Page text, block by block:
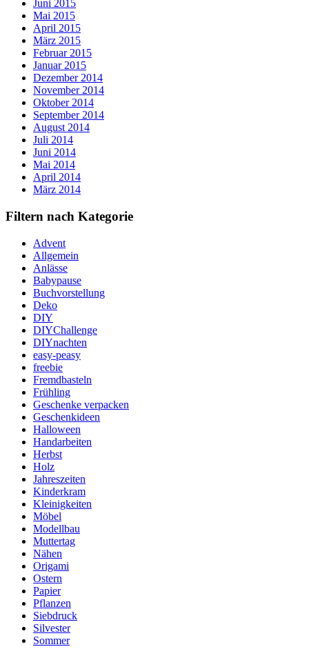
Juni 2015
Mai 2015
April 2015
März 2015
Februar 2015
Januar 2015
Dezember 2014
November 2014
Oktober 2014
September 2014
August 2014
Juli 2014
Juni 2014
Mai 2014
April 2014
März 2014
Filtern nach Kategorie
Advent
Allgemein
Anlässe
Babypause
Buchvorstellung
Deko
DIY
DIYChallenge
DIYnachten
easy-peasy
freebie
Fremdbasteln
Frühling
Geschenke verpacken
Geschenkideen
Halloween
Handarbeiten
Herbst
Holz
Jahreszeiten
Kinderkram
Kleinigkeiten
Möbel
Modellbau
Muttertag
Nähen
Origami
Ostern
Papier
Pflanzen
Siebdruck
Silvester
Sommer